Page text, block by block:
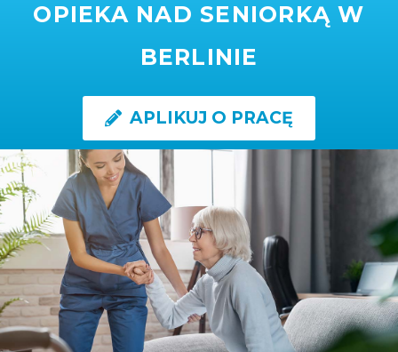
OPIEKA NAD SENIORKĄ W
BERLINIE
APLIKUJ O PRACĘ